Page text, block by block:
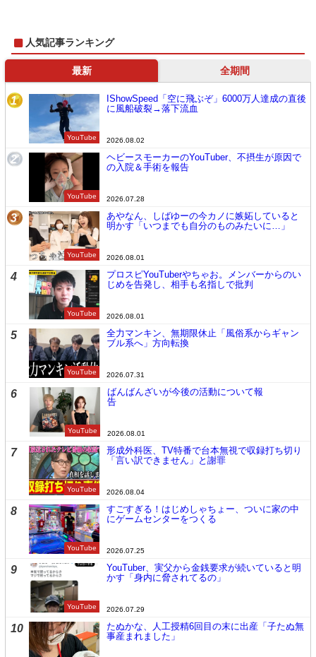
人気記事ランキング
最新 全期間
1
YouTube
IShowSpeed「空に飛ぶぞ」6000万人達成の直後
に風船破裂→落下流血
2026.08.02
2
YouTube
ヘビースモーカーのYouTuber、不摂生が原因で
の入院＆手術を報告
2026.07.28
3
YouTube
あやなん、しばゆーの今カノに嫉妬していると
明かす「いつまでも自分のものみたいに…」
2026.08.01
4
YouTube
プロスピYouTuberやちゃお。メンバーからのい
じめを告発し、相手も名指しで批判
2026.08.01
5
YouTube
全力マンキン、無期限休止「風俗系からギャン
ブル系へ」方向転換
2026.07.31
6
YouTube
ばんばんざいが今後の活動について報
告
2026.08.01
7
YouTube
形成外科医、TV特番で台本無視で収録打ち切り
「言い訳できません」と謝罪
2026.08.04
8
YouTube
すごすぎる！はじめしゃちょー、ついに家の中
にゲームセンターをつくる
2026.07.25
9
YouTube
YouTuber、実父から金銭要求が続いていると明
かす「身内に脅されてるの」
2026.07.29
10
たぬかな、人工授精6回目の末に出産「子たぬ無
事産まれました」